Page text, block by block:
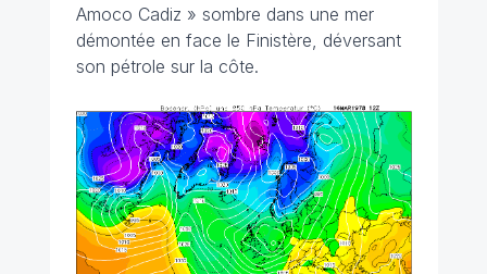
Amoco Cadiz » sombre dans une mer
démontée en face le Finistère, déversant
son pétrole sur la côte.